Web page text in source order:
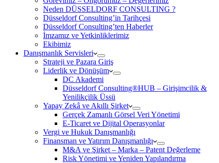
Neden DÜSSELDORF CONSULTING ?
Düsseldorf Consulting’in Tarihçesi
Düsseldorf Consulting’ten Haberler
İmzamız ve Yetkinliklerimiz
Ekibimiz
Danışmanlık Servisleri
Strateji ve Pazara Giriş
Liderlik ve Dönüşüm
DC Akademi
Düsseldorf Consulting®HUB – Girişimcilik &
Yenilikçilik Üssü
Yapay Zekâ ve Akıllı Şirket
Gerçek Zamanlı Görsel Veri Yönetimi
E-Ticaret ve Dijital Operasyonlar
Vergi ve Hukuk Danışmanlığı
Finansman ve Yatırım Danışmanlığı
M&A ve Şirket – Marka – Patent Değerleme
Risk Yönetimi ve Yeniden Yapılandırma